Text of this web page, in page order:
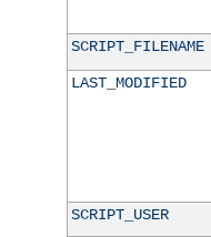
SCRIPT_FILENAME
LAST_MODIFIED
SCRIPT_USER